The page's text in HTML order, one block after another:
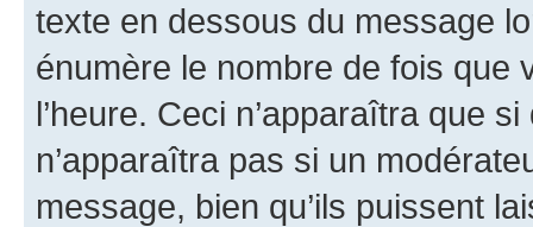
texte en dessous du message
énumère le nombre de fois que
l’heure. Ceci n’apparaîtra que
n’apparaîtra pas si un
message, bien qu’ils puissent